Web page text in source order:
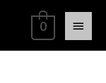
0